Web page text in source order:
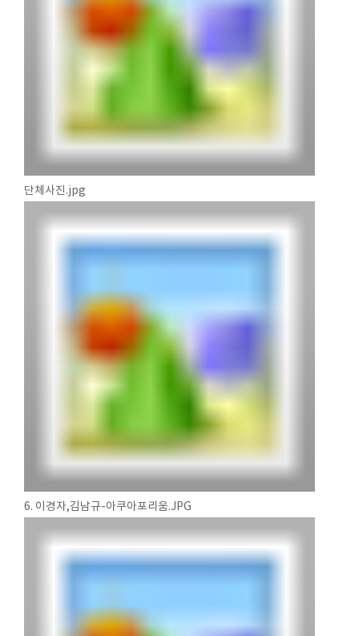
단체사진.jpg
6. 이경자,김남규-아쿠아포리움.JPG